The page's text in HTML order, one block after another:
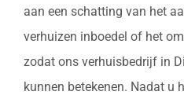
aan een schatting van het
verhuizen inboedel of het
zodat ons verhuisbedrijf in
kunnen betekenen. Nadat u